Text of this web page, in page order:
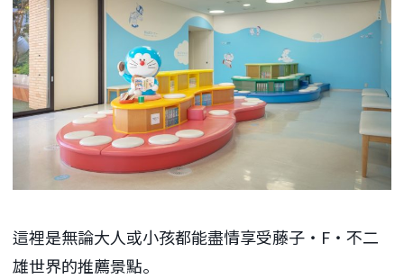
這裡是無論大人或小孩都能盡情享受藤子・F・不二
雄世界的推薦景點。